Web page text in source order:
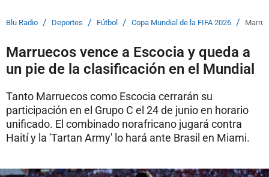
Blu Radio / Deportes / Fútbol / Copa Mundial de la FIFA 2026 /
Marruecos vence a Escocia y queda a
un pie de la clasificación en el Mundial
Tanto Marruecos como Escocia cerrarán su
participación en el Grupo C el 24 de junio en horario
unificado. El combinado norafricano jugará contra
Haití y la 'Tartan Army' lo hará ante Brasil en Miami.